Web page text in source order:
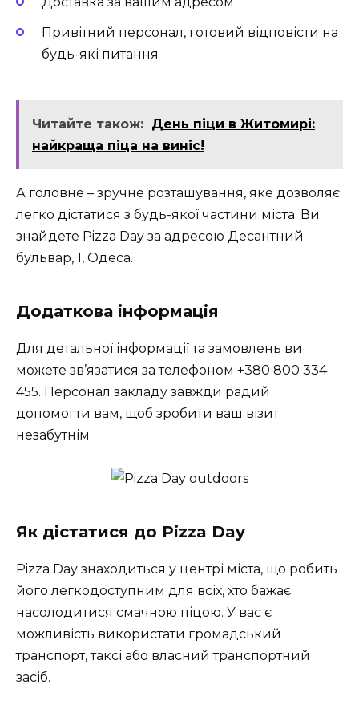
Привітний персонал, готовий відповісти на
будь-які питання
Читайте також: День піци в Житомирі:
найкраща піца на виніс!
А головне – зручне розташування, яке дозволяє
легко дістатися з будь-якої частини міста. Ви
знайдете Pizza Day за адресою Десантний
бульвар, 1, Одеса.
Додаткова інформація
Для детальної інформації та замовлень ви
можете зв’язатися за телефоном +380 800 334
455. Персонал закладу завжди радий
допомогти вам, щоб зробити ваш візит
незабутнім.
Як дістатися до Pizza Day
Pizza Day знаходиться у центрі міста, що робить
його легкодоступним для всіх, хто бажає
насолодитися смачною піцою. У вас є
можливість використати громадський
транспорт, таксі або власний транспортний
засіб.